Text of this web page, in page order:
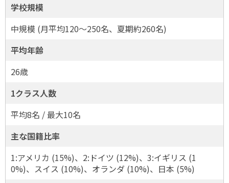
学校規模
中規模 (月平均120～250名、夏期約260名)
平均年齢
26歳
1クラス人数
平均8名 / 最大10名
主な国籍比率
1:アメリカ (15%)、2:ドイツ (12%)、3:イギリス (1
0%)、スイス (10%)、オランダ (10%)、日本 (5%)